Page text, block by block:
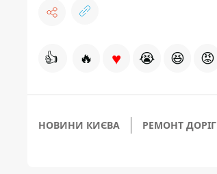
👍 🔥 ♥ 😭 😆 😡
НОВИНИ КИЄВА РЕМОНТ ДОРІГ